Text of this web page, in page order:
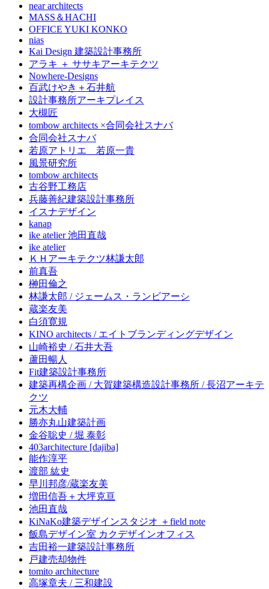
near architects
MASS＆HACHI
OFFICE YUKI KONKO
nias
Kai Design 建築設計事務所
アラキ ＋ ササキアーキテクツ
Nowhere-Designs
百武けやき＋石井航
設計事務所アーキプレイス
大槻匠
tombow architects ×合同会社スナバ
合同会社スナバ
若原アトリエ 若原一貴
風景研究所
tombow architects
古谷野工務店
兵藤善紀建築設計事務所
イスナデザイン
kanap
ike atelier 池田直哉
ike atelier
ＫＨアーキテクツ林謙太郎
前真吾
榊田倫之
林謙太郎 / ジェームス・ランビアーシ
蔵楽友美
白須寛規
KINO architects / エイトブランディングデザイン
山崎裕史 / 石井大吾
蘆田暢人
Fit建築設計事務所
建築再構企画 / 大賀建築構造設計事務所 / 長沼アーキテ
クツ
元木大輔
勝亦丸山建築計画
金谷聡史 / 堀 泰彰
403architecture [dajiba]
能作淳平
渡部 紘史
早川邦彦/蔵楽友美
増田信吾＋大坪克亘
池田直哉
KiNaKo建築デザインスタジオ ＋field note
飯島デザイン室 カクデザインオフィス
吉田裕一建築設計事務所
戸建売却物件
tomito architecture
高塚章夫 / 三和建設